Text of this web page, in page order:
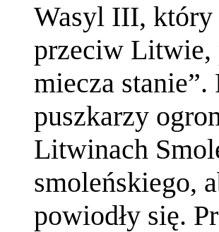
Wasyl III, który
przeciw Litwie,
miecza
puszkarzy
Litwinach
smoleńskiego,
powiodły się.